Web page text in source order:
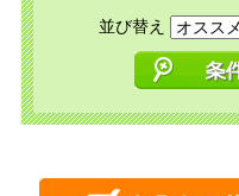
並び替え